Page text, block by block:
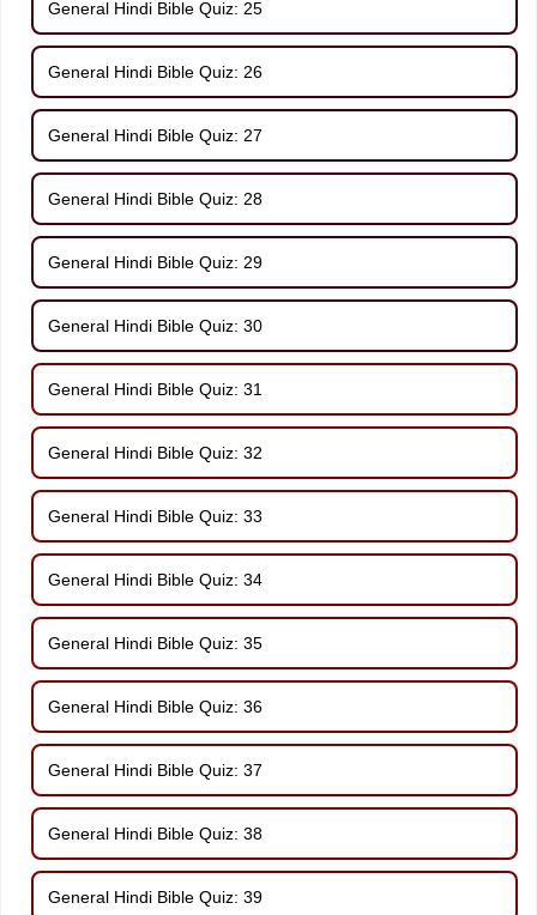
General Hindi Bible Quiz: 25
General Hindi Bible Quiz: 26
General Hindi Bible Quiz: 27
General Hindi Bible Quiz: 28
General Hindi Bible Quiz: 29
General Hindi Bible Quiz: 30
General Hindi Bible Quiz: 31
General Hindi Bible Quiz: 32
General Hindi Bible Quiz: 33
General Hindi Bible Quiz: 34
General Hindi Bible Quiz: 35
General Hindi Bible Quiz: 36
General Hindi Bible Quiz: 37
General Hindi Bible Quiz: 38
General Hindi Bible Quiz: 39